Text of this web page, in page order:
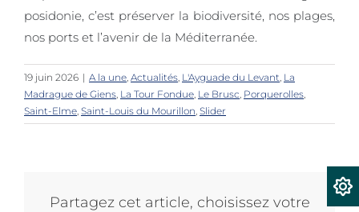
posidonie, c’est préserver la biodiversité, nos plages,
nos ports et l’avenir de la Méditerranée.
19 juin 2026 | A la une Actualités L'Ayguade du Levant La
Madrague de Giens La Tour Fondue Le Brusc Porquerolles
Saint-Elme Saint-Louis du Mourillon Slider
Partagez cet article, choisissez votre